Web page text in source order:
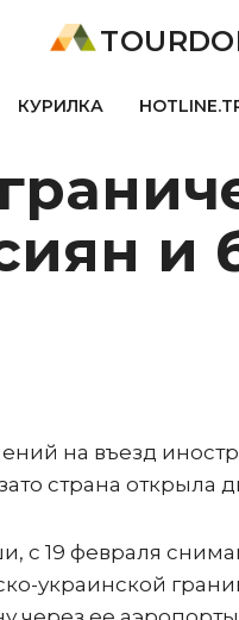
КУРИЛКА
и
на въезд
страна открыла
с 19 февраля
украинской